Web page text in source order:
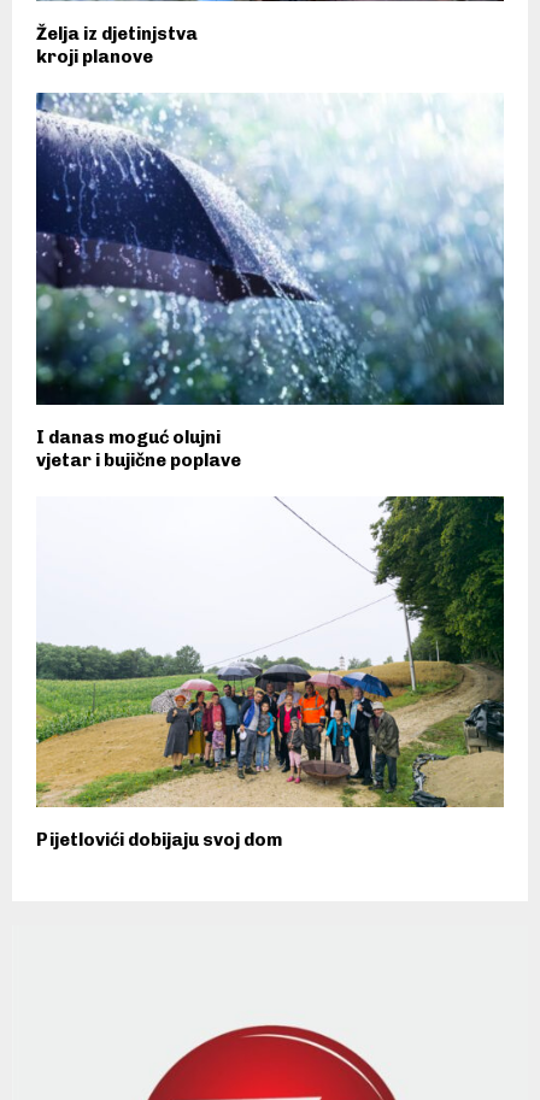
Želja iz djetinjstva
kroji planove
I danas moguć olujni
vjetar i bujične poplave
Pijetlovići dobijaju svoj dom